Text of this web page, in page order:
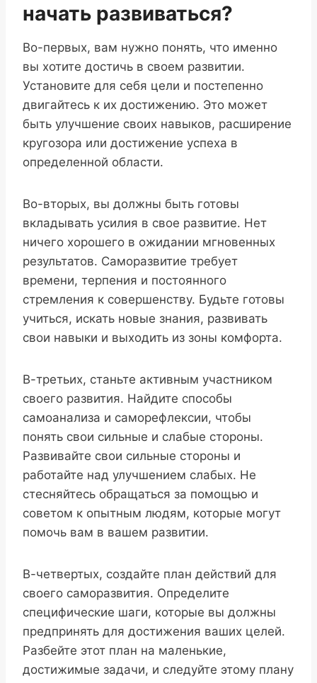
начать развиваться?
Во-первых, вам нужно понять, что именно
вы хотите достичь в своем развитии.
Установите для себя цели и постепенно
двигайтесь к их достижению. Это может
быть улучшение своих навыков, расширение
кругозора или достижение успеха в
определенной области.
Во-вторых, вы должны быть готовы
вкладывать усилия в свое развитие. Нет
ничего хорошего в ожидании мгновенных
результатов. Саморазвитие требует
времени, терпения и постоянного
стремления к совершенству. Будьте готовы
учиться, искать новые знания, развивать
свои навыки и выходить из зоны комфорта.
В-третьих, станьте активным участником
своего развития. Найдите способы
самоанализа и саморефлексии, чтобы
понять свои сильные и слабые стороны.
Развивайте свои сильные стороны и
работайте над улучшением слабых. Не
стесняйтесь обращаться за помощью и
советом к опытным людям, которые могут
помочь вам в вашем развитии.
В-четвертых, создайте план действий для
своего саморазвития. Определите
специфические шаги, которые вы должны
предпринять для достижения ваших целей.
Разбейте этот план на маленькие,
достижимые задачи, и следуйте этому плану